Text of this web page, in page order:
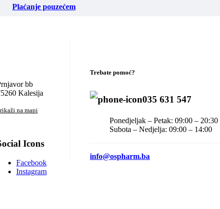
Plaćanje pouzećem
bb
Kalesija
na mapi
Icons
Facebook
Instagram
Trebate pomoć?
035 631 547
Ponedjeljak – Petak: 09:00 – 20:30
Subota – Nedjelja: 09:00 – 14:00
info@ospharm.ba